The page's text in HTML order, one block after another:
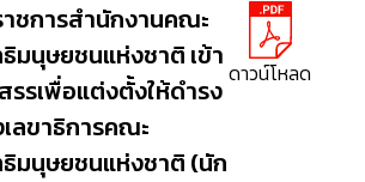
ชการสำนักงานคณะ
มนุษยชนแห่งชาติ เข้า
รรเพื่อแต่งตั้งให้ดำรง
ลขาธิการคณะ
มนุษยชนแห่งชาติ (นัก
ดาวน์โหลด